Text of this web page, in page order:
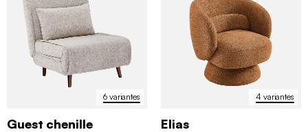
6 variantes
Guest chenille
4 variantes
Elias